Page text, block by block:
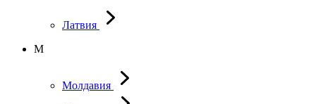
Латвия
М
Молдавия